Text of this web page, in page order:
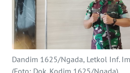
Dandim 1625/Ngada, Letkol Inf.
Informasi
INDEKS
BERITA